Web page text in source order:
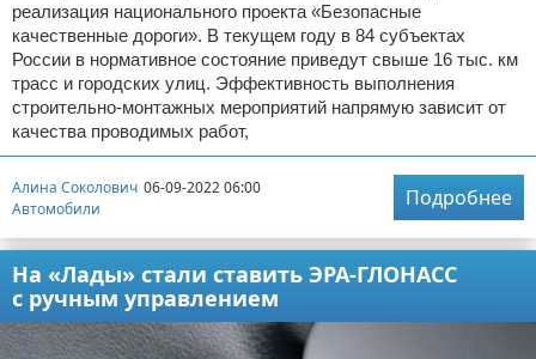
реализация национального проекта «Безопасные
качественные дороги». В текущем году в 84 субъектах
России в нормативное состояние приведут свыше 16 тыс. км
трасс и городских улиц. Эффективность выполнения
строительно-монтажных мероприятий напрямую зависит от
качества проводимых работ,
Алина Соколович 06-09-2022 06:00
Автомобили
Подробнее
На «Лады» стали ставить ЭРА-ГЛОНАСС
с ручным управлением